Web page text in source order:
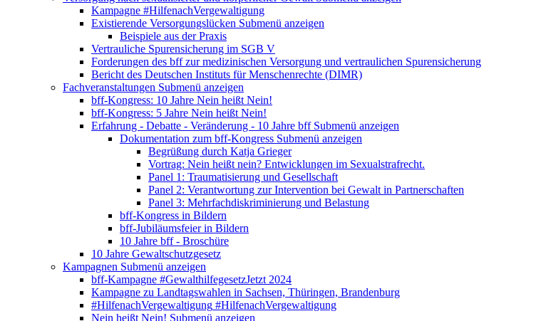
Kampagne #HilfenachVergewaltigung
Existierende Versorgungslücken Submenü anzeigen
Beispiele aus der Praxis
Vertrauliche Spurensicherung im SGB V
Forderungen des bff zur medizinischen Versorgung und vertraulichen Spurensicherung
Bericht des Deutschen Instituts für Menschenrechte (DIMR)
Fachveranstaltungen Submenü anzeigen
bff-Kongress: 10 Jahre Nein heißt Nein!
bff-Kongress: 5 Jahre Nein heißt Nein!
Erfahrung - Debatte - Veränderung - 10 Jahre bff Submenü anzeigen
Dokumentation zum bff-Kongress Submenü anzeigen
Begrüßung durch Katja Grieger
Vortrag: Nein heißt nein? Entwicklungen im Sexualstrafrecht.
Panel 1: Traumatisierung und Gesellschaft
Panel 2: Verantwortung zur Intervention bei Gewalt in Partnerschaften
Panel 3: Mehrfachdiskriminierung und Belastung
bff-Kongress in Bildern
bff-Jubiläumsfeier in Bildern
10 Jahre bff - Broschüre
10 Jahre Gewaltschutzgesetz
Kampagnen Submenü anzeigen
bff-Kampagne #GewalthilfegesetzJetzt 2024
Kampagne zu Landtagswahlen in Sachsen, Thüringen, Brandenburg
#HilfenachVergewaltigung #HilfenachVergewaltigung
Nein heißt Nein! Submenü anzeigen